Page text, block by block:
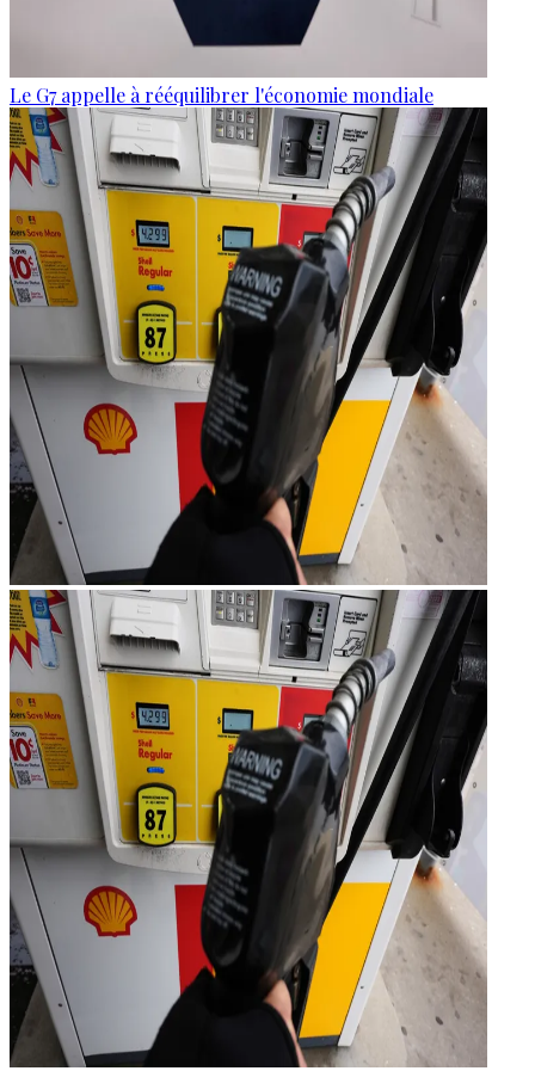
Le G7 appelle à rééquilibrer l'économie mondiale